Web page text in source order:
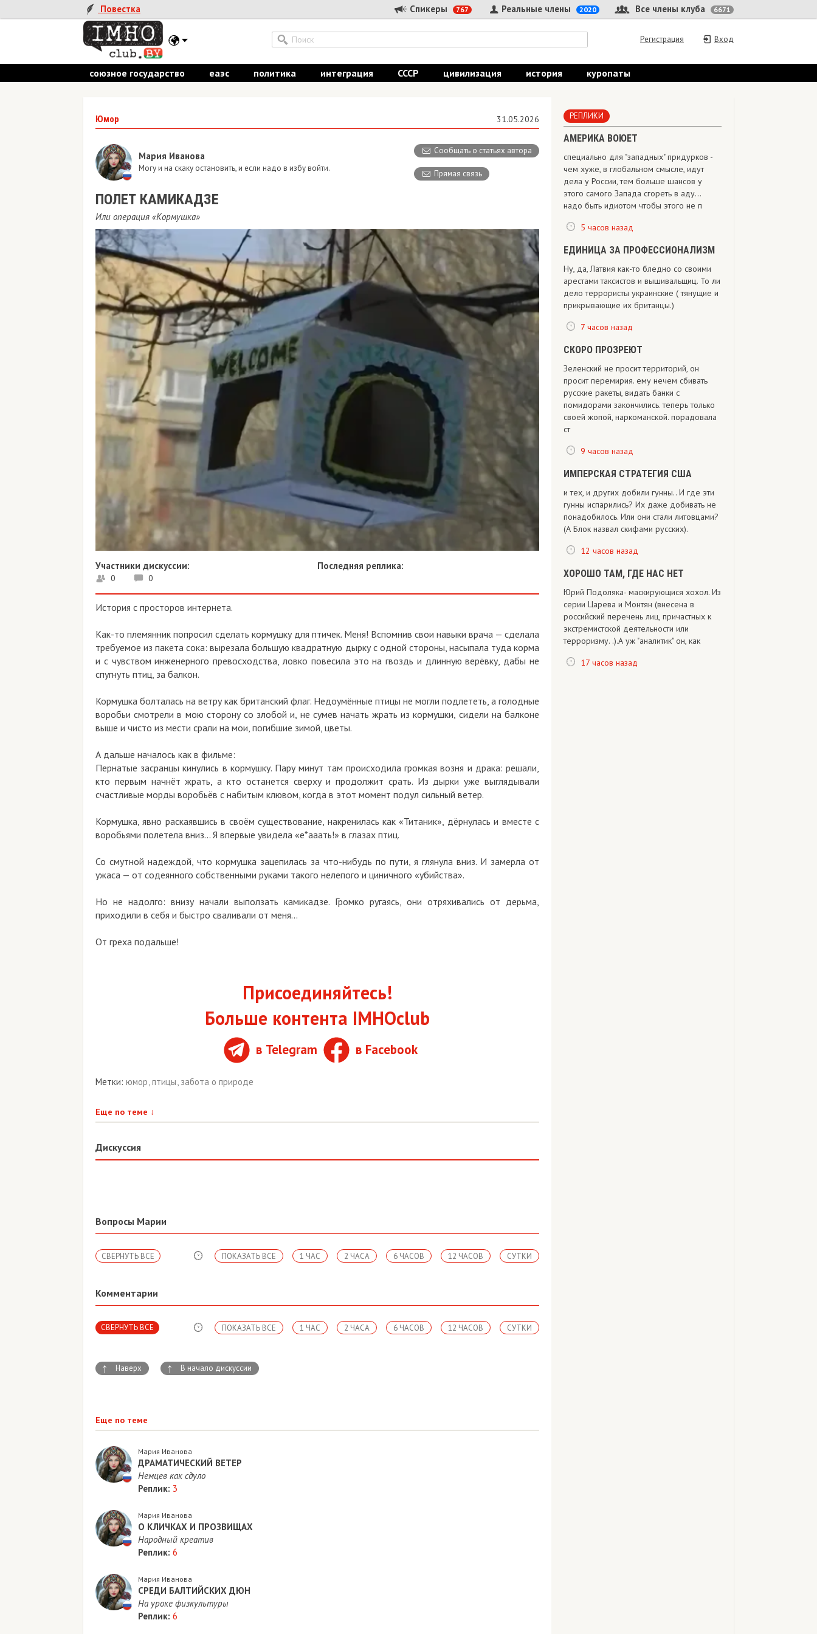
Повестка Спикеры 767 Все члены клуба 6671
Реальные члены 2020
Вход
Регистрация
союзное государство еаэс политика интеграция СССР цивилизация история куропаты
Юмор 31.05.2026
Сообщать о статьях автора
Прямая связь
Мария Иванова
Могу и на скаку остановить, и если надо в избу войти.
ПОЛЕТ КАМИКАДЗЕ
Или операция «Кормушка»
Участники дискуссии:
0 0
Последняя реплика:
История с просторов интернета.
Как-то племянник попросил сделать кормушку для птичек. Меня! Вспомнив свои навыки врача — сделала
требуемое из пакета сока: вырезала большую квадратную дырку с одной стороны, насыпала туда корма
и с чувством инженерного превосходства, ловко повесила это на гвоздь и длинную верёвку, дабы не
спугнуть птиц, за балкон.
Кормушка болталась на ветру как британский флаг. Недоумённые птицы не могли подлететь, а голодные
воробьи смотрели в мою сторону со злобой и, не сумев начать жрать из кормушки, сидели на балконе
выше и чисто из мести срали на мои, погибшие зимой, цветы.
А дальше началось как в фильме:
Пернатые засранцы кинулись в кормушку. Пару минут там происходила громкая возня и драка: решали,
кто первым начнёт жрать, а кто останется сверху и продолжит срать. Из дырки уже выглядывали
счастливые морды воробьёв с набитым клювом, когда в этот момент подул сильный ветер.
Кормушка, явно раскаявшись в своём существование, накренилась как «Титаник», дёрнулась и вместе с
воробьями полетела вниз... Я впервые увидела «е*ааать!» в глазах птиц.
Со смутной надеждой, что кормушка зацепилась за что-нибудь по пути, я глянула вниз. И замерла от
ужаса — от содеянного собственными руками такого нелепого и циничного «убийства».
Но не надолго: внизу начали выползать камикадзе. Громко ругаясь, они отряхивались от дерьма,
приходили в себя и быстро сваливали от меня...
От греха подальше!
Присоединяйтесь!
Больше контента IMHOclub
в Telegram в Facebook
Метки: юмор птицы забота о природе
Еще по теме ↓
Дискуссия
Вопросы Марии
СВЕРНУТЬ ВСЕ СУТКИ
12 ЧАСОВ
6 ЧАСОВ
2 ЧАСА
1 ЧАС
ПОКАЗАТЬ ВСЕ
Комментарии
СВЕРНУТЬ ВСЕ СУТКИ
12 ЧАСОВ
6 ЧАСОВ
2 ЧАСА
1 ЧАС
ПОКАЗАТЬ ВСЕ
↑ Наверх ↑ В начало дискуссии
Еще по теме
Мария Иванова
ДРАМАТИЧЕСКИЙ ВЕТЕР
Немцев как сдуло
Реплик: 3
Мария Иванова
​О КЛИЧКАХ И ПРОЗВИЩАХ
Народный креатив
Реплик: 6
Мария Иванова
СРЕДИ БАЛТИЙСКИХ ДЮН
На уроке физкультуры
Реплик: 6
РЕПЛИКИ
АМЕРИКА ВОЮЕТ
специально для "западных" придурков -
чем хуже, в глобальном смысле, идут
дела у России, тем больше шансов у
этого самого Запада сгореть в аду...
надо быть идиотом чтобы этого не п
5 часов назад
ЕДИНИЦА ЗА ПРОФЕССИОНАЛИЗМ
Ну, да, Латвия как-то бледно со своими
арестами таксистов и вышивальщиц. То ли
дело террористы украинские ( тянущие и
прикрывающие их британцы.)
7 часов назад
СКОРО ПРОЗРЕЮТ
Зеленский не просит территорий, он
просит перемирия. ему нечем сбивать
русские ракеты, видать банки с
помидорами закончились. теперь только
своей жопой, наркоманской. порадовала
ст
9 часов назад
ИМПЕРСКАЯ СТРАТЕГИЯ США
и тех, и других добили гунны.. И где эти
гунны испарились? Их даже добивать не
понадобилось. Или они стали литовцами?
(А Блок назвал скифами русских).
12 часов назад
ХОРОШО ТАМ, ГДЕ НАС НЕТ
Юрий Подоляка- маскирующися хохол. Из
серии Царева и Монтян (внесена в
российский перечень лиц, причастных к
экстремистской деятельности или
терроризму. .).А уж "аналитик" он, как
17 часов назад